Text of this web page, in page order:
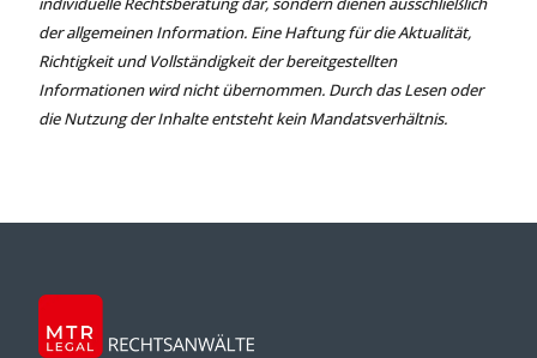
der allgemeinen Information. Eine Haftung für die Aktualität,
Richtigkeit und Vollständigkeit der bereitgestellten
Informationen wird nicht übernommen. Durch das Lesen oder
die Nutzung der Inhalte entsteht kein Mandatsverhältnis.